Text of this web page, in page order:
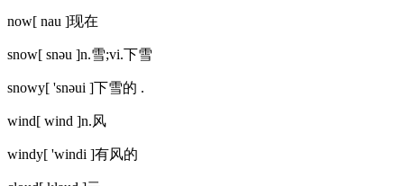
now[ nau ]现在
snow[ snəu ]n.雪;vi.下雪
snowy[ 'snəui ]下雪的 .
wind[ wind ]n.风
windy[ 'windi ]有风的